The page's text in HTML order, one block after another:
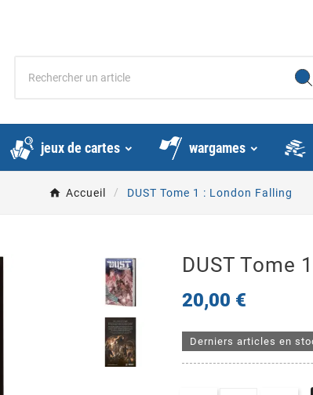
jeux de cartes wargames
Accueil DUST Tome 1 : London Falling
DUST Tome
20,00 €
Derniers articles en